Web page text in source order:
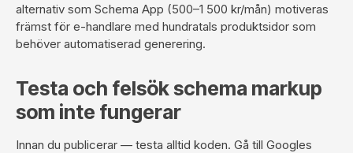
alternativ som Schema App (500–1 500 kr/mån) motiveras
främst för e-handlare med hundratals produktsidor som
behöver automatiserad generering.
Testa och felsök schema markup
som inte fungerar
Innan du publicerar — testa alltid koden. Gå till Googles